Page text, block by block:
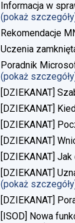
Informacja w
(pokaż
Rekomendacje
Uczenia
Poradnik
(pokaż
[DZIEKANAT]
[DZIEKANAT]
[DZIEKANAT]
[DZIEKANAT]
[DZIEKANAT]
[DZIEKANAT]
(pokaż
[DZIEKANAT]
[ISOD] Nowa